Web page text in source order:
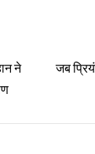
ने
जब